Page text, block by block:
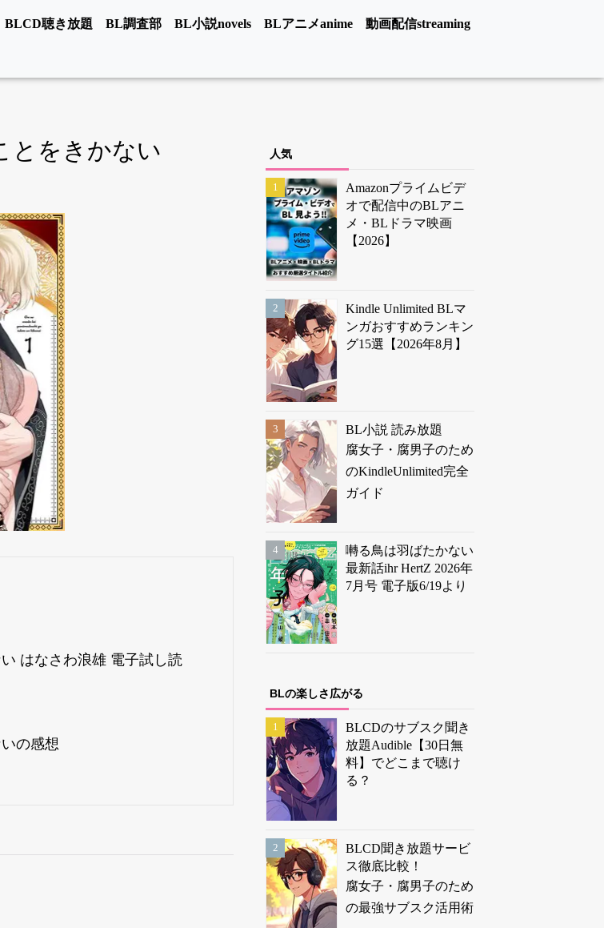
BLCD聴き放題 BL調査部 BL小説novels BLアニメanime
動画配信streaming
とをきかない
はなさわ浪雄 電子試し読
の感想
人気
Amazonプライムビデ
オで配信中のBLアニ
メ・BLドラマ映画
【2026】
Kindle Unlimited BLマ
ンガおすすめランキン
グ15選【2026年8月】
BL小説 読み放題
腐女子・腐男子のため
のKindleUnlimited完全
ガイド
囀る鳥は羽ばたかない
最新話ihr HertZ 2026年
7月号 電子版6/19より
BLの楽しさ広がる
BLCDのサブスク聞き
放題Audible【30日無
料】でどこまで聴け
る？
BLCD聞き放題サービ
ス徹底比較！
腐女子・腐男子のため
の最強サブスク活用術